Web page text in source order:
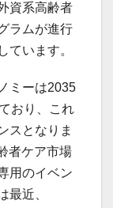
資系高齢者
ラムが進行
ています。
ミーは2035
おり、これ
スとなりま
者ケア市場
用のイベン
最近、